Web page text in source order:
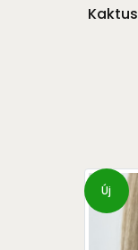
Új